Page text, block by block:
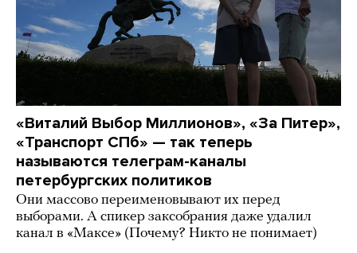
«Виталий Выбор Миллионов», «За Питер»,
«Транспорт СПб» — так теперь
называются телеграм-каналы
петербургских политиков
Они массово переименовывают их перед
выборами. А спикер заксобрания даже удалил
канал в «Максе» (Почему? Никто не понимает)